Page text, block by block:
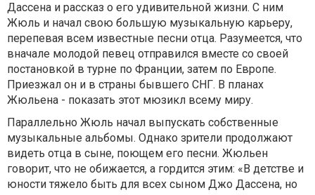
Дассена и рассказ о его удивительной жизни. С ним
Жюль и начал свою большую музыкальную карьеру,
перепевая всем известные песни отца. Разумеется, что
вначале молодой певец отправился вместе со своей
постановкой в турне по Франции, затем по Европе.
Приезжал он и в страны бывшего СНГ. В планах
Жюльена - показать этот мюзикл всему миру.
Параллельно Жюль начал выпускать собственные
музыкальные альбомы. Однако зрители продолжают
видеть отца в сыне, поющем его песни. Жюльен
говорит, что не обижается, а гордится этим: «В детстве и
юности тяжело быть для всех сыном Джо Дассена, но